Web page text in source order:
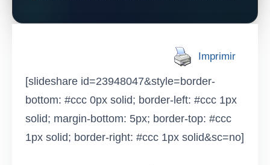
Imprimir
[slideshare id=23948047&style=border-
bottom: #ccc 0px solid; border-left: #ccc 1px
solid; margin-bottom: 5px; border-top: #ccc
1px solid; border-right: #ccc 1px solid&sc=no]